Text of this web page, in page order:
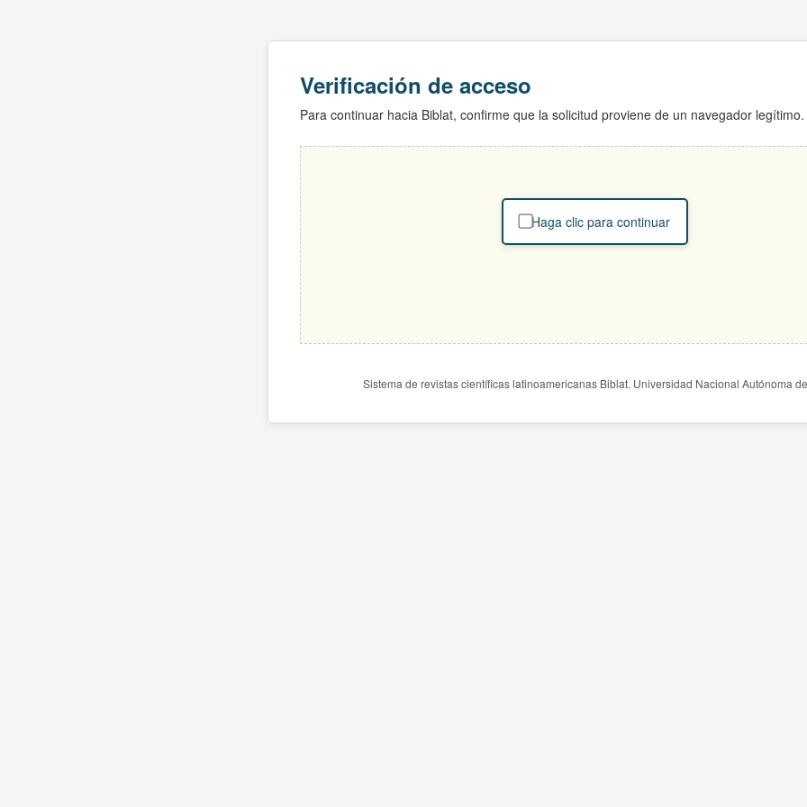
Verificación de acceso
Para continuar hacia Biblat, confirme que la solicitud proviene de un navegador legítimo.
Haga clic para continuar
Sistema de revistas científicas latinoamericanas Biblat. Universidad Nacional Autónoma